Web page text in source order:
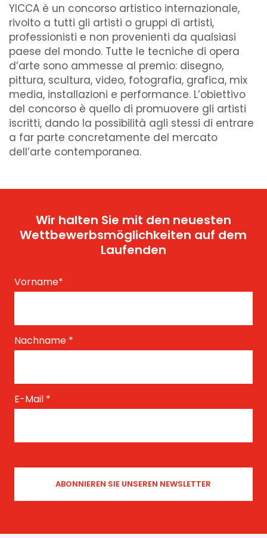
YICCA è un concorso artistico internazionale,
rivolto a tutti gli artisti o gruppi di artisti,
professionisti e non provenienti da qualsiasi
paese del mondo. Tutte le tecniche di opera
d’arte sono ammesse al premio: disegno,
pittura, scultura, video, fotografia, grafica, mix
media, installazioni e performance. L’obiettivo
del concorso è quello di promuovere gli artisti
iscritti, dando la possibilità agli stessi di entrare
a far parte concretamente del mercato
dell’arte contemporanea.
Wir halten Sie mit den neuesten
Wettbewerbsmöglichkeiten auf dem
Laufenden
Vorname*
Nachname *
E-Mail *